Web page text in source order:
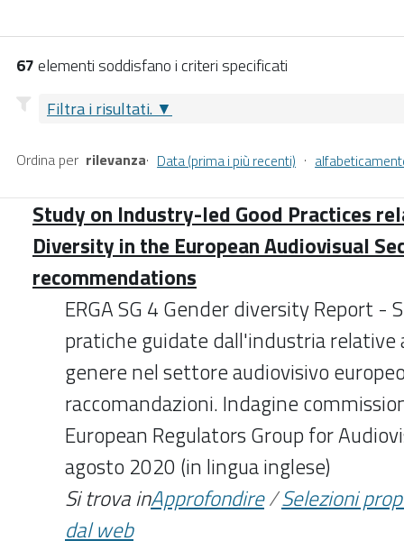
67elementi soddisfano i criteri specificati
Filtra i risultati.
Ordina per rilevanza· Data (prima i più recenti) ·
Study on Industry-led Good Practices
Diversity in the European Audiovisual
recommendations
ERGA SG 4 Gender diversity Report -
pratiche guidate dall'industria relative
genere nel settore audiovisivo
raccomandazioni. Indagine
European Regulators Group for
agosto 2020 (in lingua inglese)
Si trova inApprofondire/Selezioni
dal web